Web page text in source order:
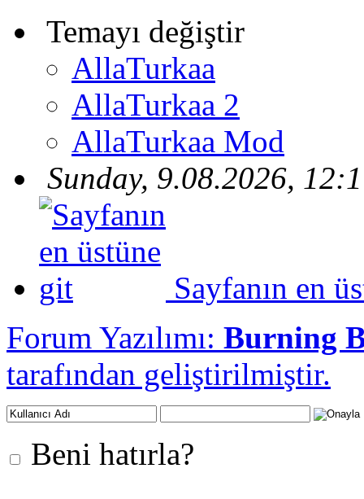
Temayı değiştir
AllaTurkaa
AllaTurkaa 2
AllaTurkaa Mod
Sunday, 9.08.2026,
Sayfanın en
Forum Yazılımı: Burning
tarafından geliştirilmiştir.
Beni hatırla?